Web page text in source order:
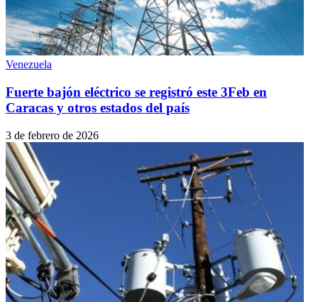
Venezuela
Fuerte bajón eléctrico se registró este 3Feb en
Caracas y otros estados del país
3 de febrero de 2026